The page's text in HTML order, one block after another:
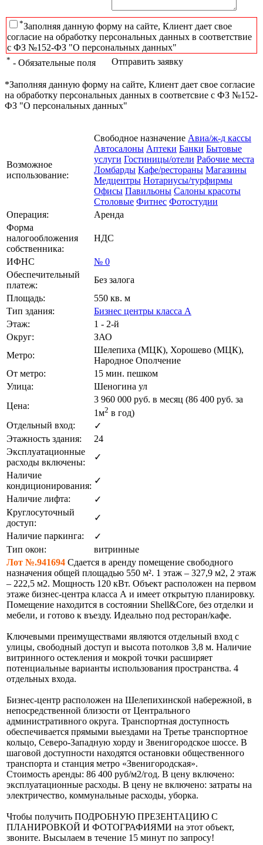
*Заполняя данную форму на сайте, Клиент дает свое
согласие на обработку персональных данных в соответствие
с ФЗ №152-ФЗ "О персональных данных"
* - Обязательные поля Отправить заявку
*Заполняя данную форму на сайте, Клиент дает свое согласие
на обработку персональных данных в соответсвие с ФЗ №152-
ФЗ "О персональных данных"
Возможное
использование:
Свободное назначение Авиа/ж-д кассы
Автосалоны Аптеки Банки Бытовые
услуги Гостиницы/отели Рабочие места
Ломбарды Кафе/рестораны Магазины
Медцентры Нотариусы/турфирмы
Офисы Павильоны Салоны красоты
Столовые Фитнес Фотостудии
Операция:
Аренда
Форма
налогообложения
собственника:
НДС
ИФНС
№ 0
Обеспечительный
платеж:
Без залога
Площадь:
550 кв. м
Тип здания:
Бизнес центры класса А
Этаж:
1 - 2-й
Округ:
ЗАО
Метро:
Шелепиха (МЦК), Хорошево (МЦК),
Народное Ополчение
От метро:
15 мин. пешком
Улица:
Шеногина ул
Цена:
3 960 000 руб. в месяц (86 400 руб. за
1м2 в год)
Отдельный вход:
✓
Этажность здания:
24
Эксплуатационные
расходы включены:
✓
Наличие
кондиционирования:
✓
Наличие лифта:
✓
Круглосуточный
доступ:
✓
Наличие паркинга:
✓
Тип окон:
витринные
Лот №.941694 Сдается в аренду помещение свободного
назначения общей площадью 550 м². 1 этаж – 327,9 м2, 2 этаж
– 222,5 м2. Мощность 120 кВт. Объект расположен на первом
этаже бизнес-центра класса А и имеет открытую планировку.
Помещение находится в состоянии Shell&Core, без отделки и
мебели, и готово к въезду. Идеально под ресторан/кафе.
Ключевыми преимуществами являются отдельный вход с
улицы, свободный доступ и высота потолков 3,8 м. Наличие
витринного остекления и мокрой точки расширяет
потенциальные варианты использования пространства. 4
отдельных входа.
Бизнес-центр расположен на Шелепихинской набережной, в
непосредственной близости от Центрального
административного округа. Транспортная доступность
обеспечивается прямыми выездами на Третье транспортное
кольцо, Северо-Западную хорду и Звенигородское шоссе. В
шаговой доступности находятся остановки общественного
транспорта и станция метро «Звенигородская».
Стоимость аренды: 86 400 руб/м2/год. В цену включено:
эксплуатационные расходы. В цену не включено: затраты на
электричество, коммунальные расходы, уборка.
Чтобы получить ПОДРОБНУЮ ПРЕЗЕНТАЦИЮ С
ПЛАНИРОВКОЙ И ФОТОГРАФИЯМИ на этот объект,
звоните. Высылаем в течение 15 минут по запросу!